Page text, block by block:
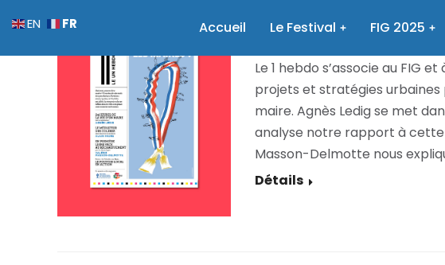
Accueil Le Festival FIG 2025
Le 1 hebdo s’associe au FIG
projets et stratégies
maire. Agnès Ledig se met
analyse notre rapport à cette
Masson-Delmotte nous
Détails
EN FR